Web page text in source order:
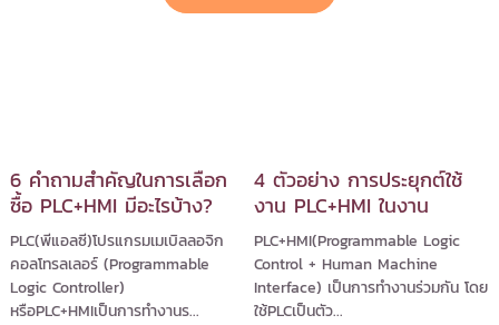
6 คำถามสำคัญในการเลือก
ซื้อ PLC+HMI มีอะไรบ้าง?
PLC(พีแอลซี)โปรแกรมเมเบิลลอจิก
คอลโทรลเลอร์ (Programmable
Logic Controller)
หรือPLC+HMIเป็นการทำงานร...
4 ตัวอย่าง การประยุกต์ใช้
งาน PLC+HMI ในงาน
อุตสาหกรรม
PLC+HMI(Programmable Logic
Control + Human Machine
Interface) เป็นการทำงานร่วมกัน โดย
ใช้PLCเป็นตัว...